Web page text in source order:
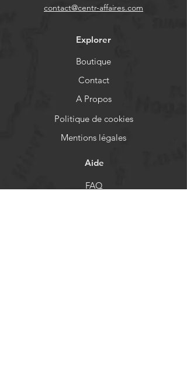
contact@centr-affaires.com
Explorer
Boutique
Contact
A Propos
Politique de cookies
Mentions légales
Aide
FAQ